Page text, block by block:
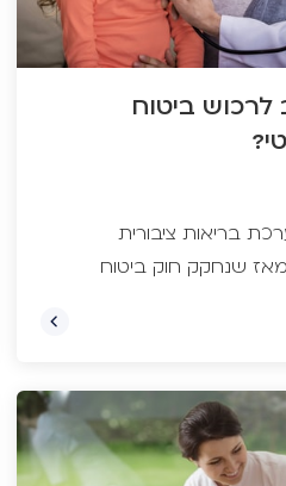
ביטוח
בריאות ציבורית
שנחקק חוק ביטוח
ביטוח בריאות
שמספקות להם
לעצמם גם פוליסת
התשובה הפשוטה היא